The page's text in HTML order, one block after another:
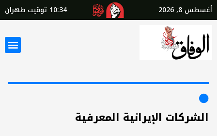
أغسطس 8, 2026 10:34 توقيت طهران
الشركات الإيرانية المعرفية